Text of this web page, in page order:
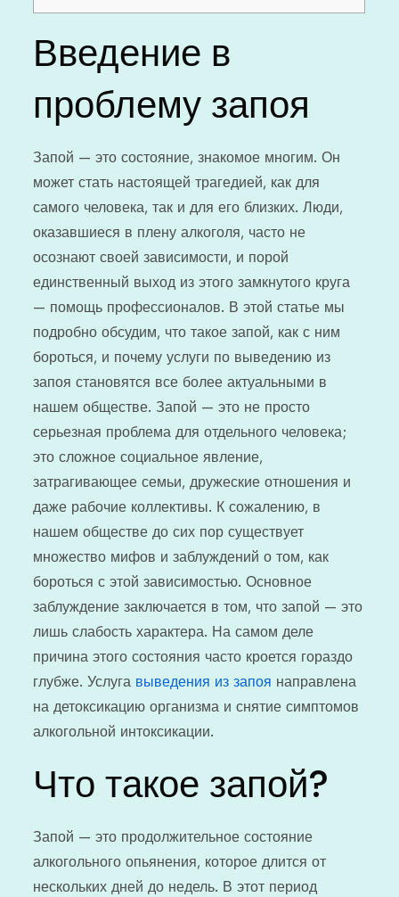
Введение в
проблему запоя
Запой — это состояние, знакомое многим. Он
может стать настоящей трагедией, как для
самого человека, так и для его близких. Люди,
оказавшиеся в плену алкоголя, часто не
осознают своей зависимости, и порой
единственный выход из этого замкнутого круга
— помощь профессионалов. В этой статье мы
подробно обсудим, что такое запой, как с ним
бороться, и почему услуги по выведению из
запоя становятся все более актуальными в
нашем обществе. Запой — это не просто
серьезная проблема для отдельного человека;
это сложное социальное явление,
затрагивающее семьи, дружеские отношения и
даже рабочие коллективы. К сожалению, в
нашем обществе до сих пор существует
множество мифов и заблуждений о том, как
бороться с этой зависимостью. Основное
заблуждение заключается в том, что запой — это
лишь слабость характера. На самом деле
причина этого состояния часто кроется гораздо
глубже. Услуга выведения из запоя направлена
на детоксикацию организма и снятие симптомов
алкогольной интоксикации.
Что такое запой?
Запой — это продолжительное состояние
алкогольного опьянения, которое длится от
нескольких дней до недель. В этот период